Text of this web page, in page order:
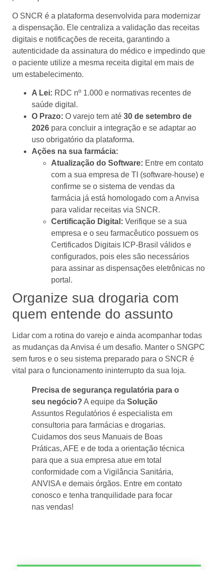
O SNCR é a plataforma desenvolvida para modernizar
a dispensação. Ele centraliza a validação das receitas
digitais e notificações de receita, garantindo a
autenticidade da assinatura do médico e impedindo que
o paciente utilize a mesma receita digital em mais de
um estabelecimento.
A Lei: RDC nº 1.000 e normativas recentes de
saúde digital.
O Prazo: O varejo tem até 30 de setembro de
2026 para concluir a integração e se adaptar ao
uso obrigatório da plataforma.
Ações na sua farmácia:
Atualização do Software: Entre em contato
com a sua empresa de TI (software-house) e
confirme se o sistema de vendas da
farmácia já está homologado com a Anvisa
para validar receitas via SNCR.
Certificação Digital: Verifique se a sua
empresa e o seu farmacêutico possuem os
Certificados Digitais ICP-Brasil válidos e
configurados, pois eles são necessários
para assinar as dispensações eletrônicas no
portal.
Organize sua drogaria com
quem entende do assunto
Lidar com a rotina do varejo e ainda acompanhar todas
as mudanças da Anvisa é um desafio. Manter o SNGPC
sem furos e o seu sistema preparado para o SNCR é
vital para o funcionamento ininterrupto da sua loja.
Precisa de segurança regulatória para o
seu negócio? A equipe da Solução
Assuntos Regulatórios é especialista em
consultoria para farmácias e drogarias.
Cuidamos dos seus Manuais de Boas
Práticas, AFE e de toda a orientação técnica
para que a sua empresa atue em total
conformidade com a Vigilância Sanitária,
ANVISA e demais órgãos. Entre em contato
conosco e tenha tranquilidade para focar
nas vendas!